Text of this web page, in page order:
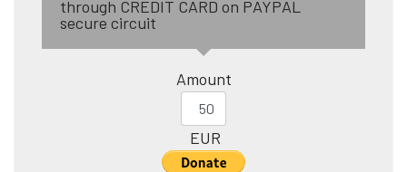
through CREDIT CARD on PAYPAL
secure circuit
Amount
EUR